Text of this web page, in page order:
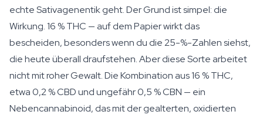
echte Sativagenentik geht. Der Grund ist simpel: die
Wirkung. 16 % THC — auf dem Papier wirkt das
bescheiden, besonders wenn du die 25-%-Zahlen siehst,
die heute überall draufstehen. Aber diese Sorte arbeitet
nicht mit roher Gewalt. Die Kombination aus 16 % THC,
etwa 0,2 % CBD und ungefähr 0,5 % CBN — ein
Nebencannabinoid, das mit der gealterten, oxidierten